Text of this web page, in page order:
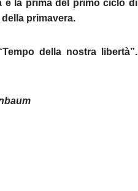
è la prima del primo ciclo di
della primavera.
della nostra libertà”.